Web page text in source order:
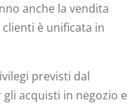
anche la vendita
è unificata in
previsti dal
acquisti in negozio e